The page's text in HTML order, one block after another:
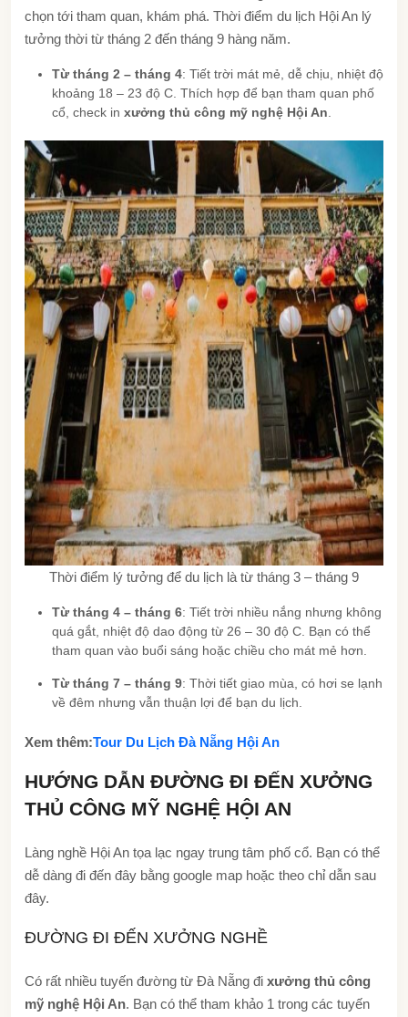
chọn tới tham quan, khám phá. Thời điểm du lịch Hội An lý
tưởng thời từ tháng 2 đến tháng 9 hàng năm.
Từ tháng 2 – tháng 4: Tiết trời mát mẻ, dễ chịu, nhiệt độ
khoảng 18 – 23 độ C. Thích hợp để bạn tham quan phố
cổ, check in xưởng thủ công mỹ nghệ Hội An
Thời điểm lý tưởng để du lịch là từ tháng 3 – tháng 9
Từ tháng 4 – tháng 6: Tiết trời nhiều nắng nhưng không
quá gắt, nhiệt độ dao động từ 26 – 30 độ C. Bạn có thể
tham quan vào buổi sáng hoặc chiều cho mát mẻ hơn.
Từ tháng 7 – tháng 9: Thời tiết giao mùa, có hơi se lạnh
về đêm nhưng vẫn thuận lợi để bạn du lịch.
Xem thêm:Tour Du Lịch Đà Nẵng Hội An
HƯỚNG DẪN ĐƯỜNG ĐI ĐẾN XƯỞNG
THỦ CÔNG MỸ NGHỆ HỘI AN
Làng nghề Hội An tọa lạc ngay trung tâm phố cổ. Bạn có thể
dễ dàng đi đến đây bằng google map hoặc theo chỉ dẫn sau
đây.
ĐƯỜNG ĐI ĐẾN XƯỞNG NGHỀ
Có rất nhiều tuyến đường từ Đà Nẵng đi xưởng thủ công
mỹ nghệ Hội An. Bạn có thể tham khảo 1 trong các tuyến